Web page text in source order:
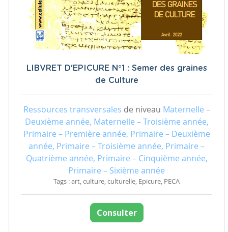
LIBVRET D'EPICURE N°1 : Semer des graines
de Culture
Ressources transversales de niveau Maternelle –
Deuxième année, Maternelle – Troisième année,
Primaire – Première année, Primaire – Deuxième
année, Primaire – Troisième année, Primaire –
Quatrième année, Primaire – Cinquième année,
Primaire – Sixième année
Tags : art, culture, culturelle, Epicure, PECA
Consulter